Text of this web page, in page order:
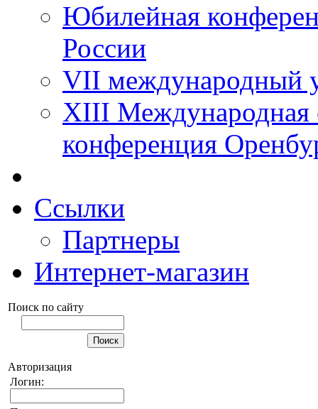
Юбилейная
России
VII международный
XIII Международная
конференция
Ссылки
Партнеры
Интернет-магазин
Поиск по сайту
Авторизация
Логин: